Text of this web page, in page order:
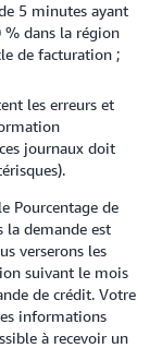
5 minutes ayant
dans la région
de facturation ;
les erreurs et
journaux doit
Pourcentage de
la demande est
verserons les
suivant le mois
de crédit. Votre
informations
à recevoir un